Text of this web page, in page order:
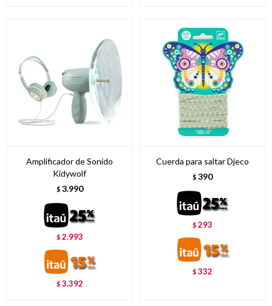
Amplificador de Sonido
Kidywolf
$ 3.990
$2.993
$3.392
Cuerda para saltar Djeco
$ 390
$293
$332